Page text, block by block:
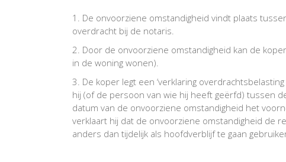
De onvoorziene omstandigheid vindt plaats
overdracht bij de notaris.
Door de onvoorziene omstandigheid kan de
in de woning wonen).
De koper legt een ‘verklaring
hij (of de persoon van wie hij heeft geërfd) tussen
datum van de onvoorziene omstandigheid het
verklaart hij dat de onvoorziene omstandigheid de
anders dan tijdelijk als hoofdverblijf te gaan